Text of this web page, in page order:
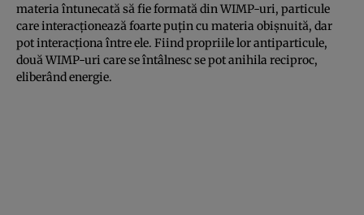
materia întunecată să fie formată din WIMP-uri, particule
care interacționează foarte puțin cu materia obișnuită, dar
pot interacționa între ele. Fiind propriile lor antiparticule,
două WIMP-uri care se întâlnesc se pot anihila reciproc,
eliberând energie.